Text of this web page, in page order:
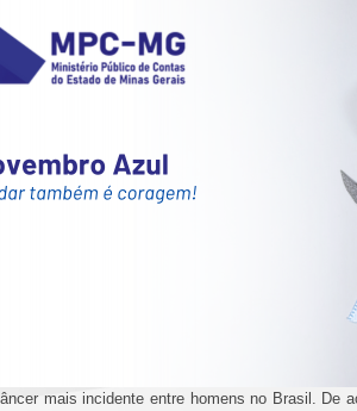
mais incidente entre homens no Brasil. De